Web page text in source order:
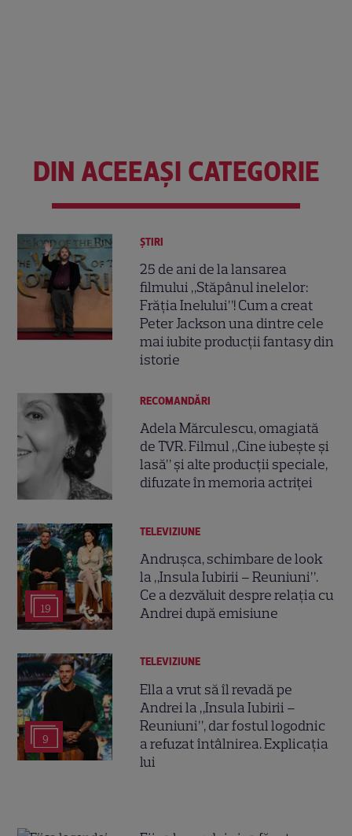
DIN ACEEAȘI CATEGORIE
ȘTIRI
25 de ani de la lansarea
filmului „Stăpânul inelelor:
Frăția Inelului”! Cum a creat
Peter Jackson una dintre cele
mai iubite producții fantasy din
istorie
RECOMANDĂRI
Adela Mărculescu, omagiată
de TVR. Filmul „Cine iubește și
lasă” și alte producții speciale,
difuzate în memoria actriței
19
TELEVIZIUNE
Andrușca, schimbare de look
la „Insula Iubirii – Reuniuni”.
Ce a dezvăluit despre relația cu
Andrei după emisiune
9
TELEVIZIUNE
Ella a vrut să îl revadă pe
Andrei la „Insula Iubirii –
Reuniuni”, dar fostul logodnic
a refuzat întâlnirea. Explicația
lui